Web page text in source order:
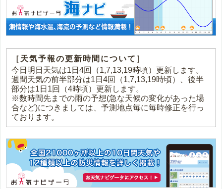
［天気予報の更新時間について］
今日明日天気は1日4回（1,7,13,19時頃）更新します。
週間天気の前半部分は1日4回（1,7,13,19時頃）、後半
部分は1日1回（4時頃）更新します。
※数時間先までの雨の予想(急な天候の変化があった場
合など)につきましては、予測地点毎に毎時修正を行っ
ております。